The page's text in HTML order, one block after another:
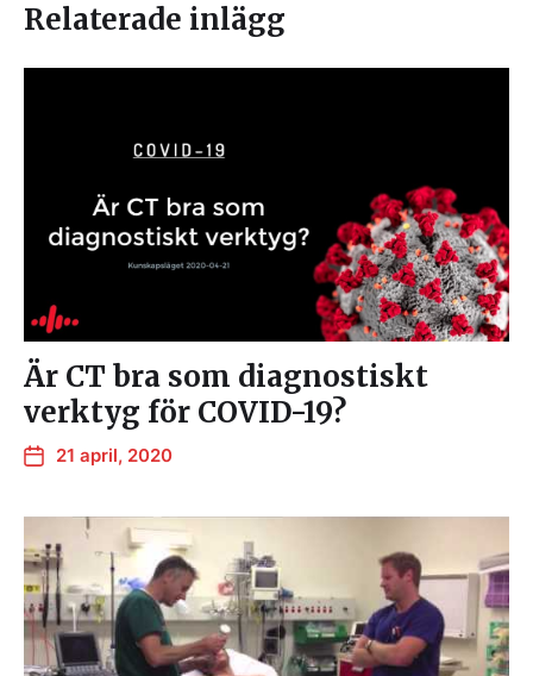
Relaterade inlägg
Är CT bra som diagnostiskt
verktyg för COVID-19?
21 april, 2020